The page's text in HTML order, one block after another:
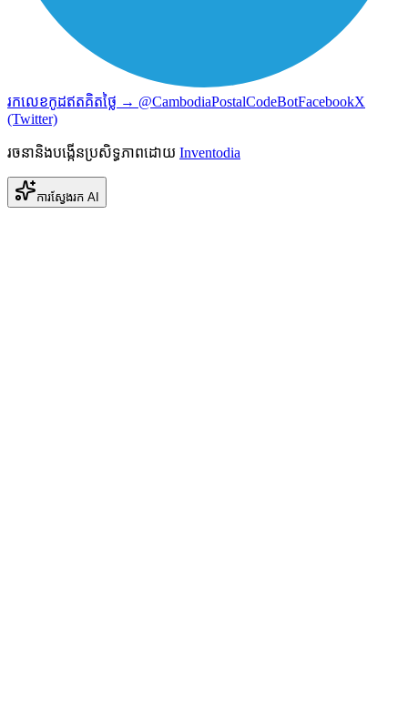
រកលេខកូដឥតគិតថ្លៃ → @CambodiaPostalCodeBotFacebookX
(Twitter)
រចនានិងបង្កើនប្រសិទ្ធភាពដោយ Inventodia
ការស្វែងរក AI